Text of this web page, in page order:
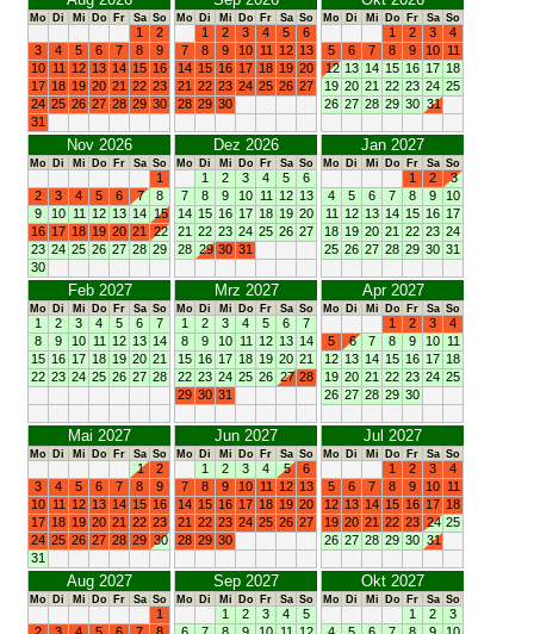
Mo Di Mi Do Fr Sa So
1
2
3
4 5 6 7 8
9
10 11 12 13 14 15 16
17 18 19 20 21 22 23
24 25 26 27 28 29 30
31
Mo Di Mi Do Fr Sa So
1 2 3 4 5
6
7
8 9 10 11 12 13
14 15 16 17 18 19 20
21 22 23 24 25 26 27
28 29 30
Mo Di Mi Do Fr Sa So
1 2 3
4
5
6 7 8 9 10 11
12 13 14 15 16 17 18
19 20 21 22 23 24 25
26 27 28 29 30 31
Nov 2026
Mo Di Mi Do Fr Sa So
1
2
3 4 5 6 7
8
9
10 11 12 13 14 15
16 17 18 19 20 21
22
23 24 25 26 27 28 29
30
Dez 2026
Mo Di Mi Do Fr Sa So
1 2 3 4 5
6
7
8 9 10 11 12 13
14 15 16 17 18 19 20
21 22 23 24 25 26 27
28 29 30 31
Jan 2027
Mo Di Mi Do Fr Sa So
1 2
3
4
5 6 7 8 9
10
11
12 13 14 15 16 17
18 19 20 21 22 23 24
25 26 27 28 29 30 31
Feb 2027
Mo Di Mi Do Fr Sa So
1 2 3 4 5 6
7
8
9 10 11 12 13 14
15 16 17 18 19 20 21
22 23 24 25 26 27 28
Mrz 2027
Mo Di Mi Do Fr Sa So
1 2 3 4 5 6
7
8
9 10 11 12 13 14
15 16 17 18 19 20 21
22 23 24 25 26 27 28
29 30 31
Apr 2027
Mo Di Mi Do Fr Sa So
1 2 3
4
5
6 7 8 9 10 11
12 13 14 15 16 17 18
19 20 21 22 23 24 25
26 27 28 29 30
Mai 2027
Mo Di Mi Do Fr Sa So
1
2
3
4 5 6 7 8
9
10 11 12 13 14 15 16
17 18 19 20 21 22 23
24 25 26 27 28 29 30
31
Jun 2027
Mo Di Mi Do Fr Sa So
1 2 3 4 5
6
7
8 9 10 11 12 13
14 15 16 17 18 19 20
21 22 23 24 25 26 27
28 29 30
Jul 2027
Mo Di Mi Do Fr Sa So
1 2 3
4
5
6 7 8 9 10 11
12 13 14 15 16 17 18
19 20 21 22 23 24 25
26 27 28 29 30 31
Aug 2027
Mo Di Mi Do Fr Sa So
1
Sep 2027
Mo Di Mi Do Fr Sa So
1 2 3 4
5
Okt 2027
Mo Di Mi Do Fr Sa So
1 2
3